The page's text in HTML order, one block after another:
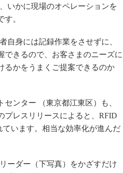
いかに現場のオペレーションを
。
身には記録作業をさせずに、
できるので、お客さまのニーズに
るかをうまくご提案できるのか
ンター （東京都江東区）も、
プレスリリースによると、RFID
います。相当な効率化が進んだ
ーダー（下写真）をかざすだけ